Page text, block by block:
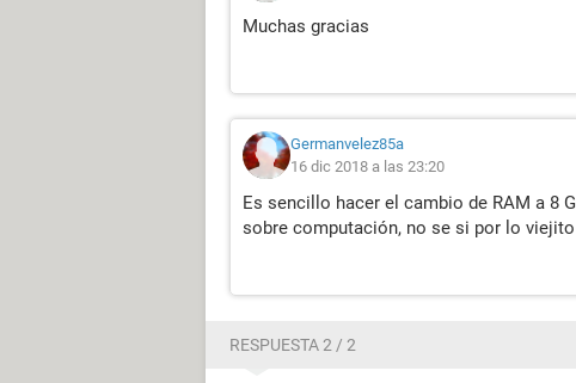
Muchas gracias
Germanvelez85a
16 dic 2018 a las 23:20
Es sencillo hacer el cambio de RAM a 8
sobre computación, no se si por lo
RESPUESTA 2 / 2